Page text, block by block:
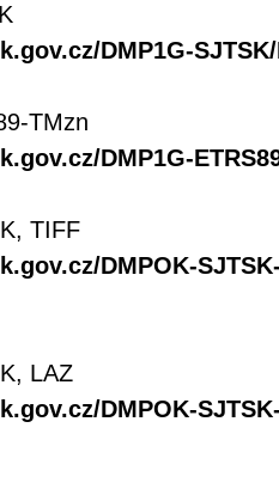
DMP1G-
TMzn
DMP1G-
TIFF
DMPOK-
LAZ
DMPOK-